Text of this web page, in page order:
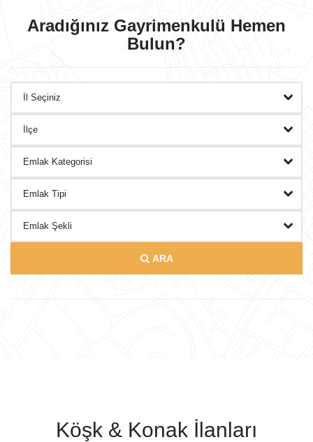
OFISLER
DANIŞMANLAR
BLOG
İLETISIM
Aradığınız Gayrimenkulü Hemen
Bulun?
ARA
Köşk & Konak İlanları